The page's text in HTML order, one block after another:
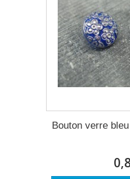
Bouton verre